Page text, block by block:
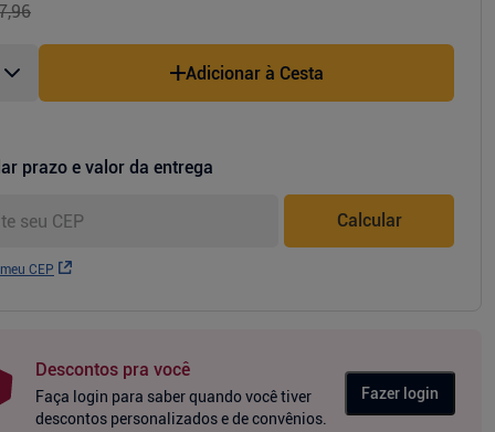
Adicionar à Cesta
prazo e valor da entrega
CEP
Calcular
Descontos pra você
Faça login para saber quando você tiver
descontos personalizados e de convênios.
Fazer login